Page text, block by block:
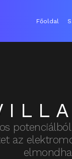
Főoldal
az